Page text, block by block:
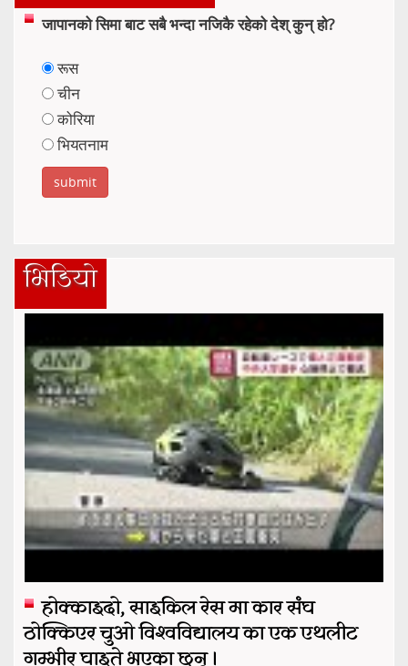
जापानको सिमा बाट सबै भन्दा नजिकै रहेको देश् कुन् हो?
रूस
चीन
कोरिया
भियतनाम
भिडियो
होक्काइदो, साइकिल रेस मा कार संघ
ठोक्किएर चुओ विश्वविद्यालय का एक एथलीट